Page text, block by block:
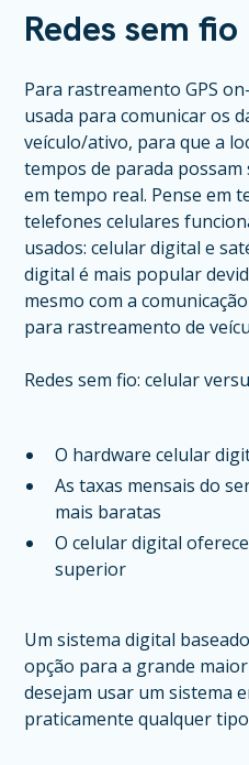
Redes sem fio
Para rastreamento GPS
usada para comunicar os
veículo/ativo, para que a
tempos de parada
em tempo real. Pense em
telefones celulares
usados: celular digital e
digital é mais popular
mesmo com a
para rastreamento de
Redes sem fio: celular
O hardware celular
As taxas mensais do
mais baratas
O celular digital
superior
Um sistema digital
opção para a grande
desejam usar um sistema
praticamente qualquer